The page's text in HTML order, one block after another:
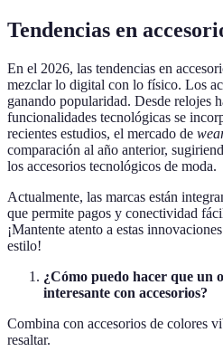
Tendencias en
En el 2026, las tendencias en
mezclar lo digital con lo físico. Los
ganando popularidad. Desde relojes
funcionalidades tecnológicas se
recientes estudios, el mercado de
comparación al año anterior,
los accesorios tecnológicos de moda.
Actualmente, las marcas están
que permite pagos y conectividad
¡Mantente atento a estas
estilo!
¿Cómo puedo hacer que un
interesante con accesorios?
Combina con accesorios de colores
resaltar.